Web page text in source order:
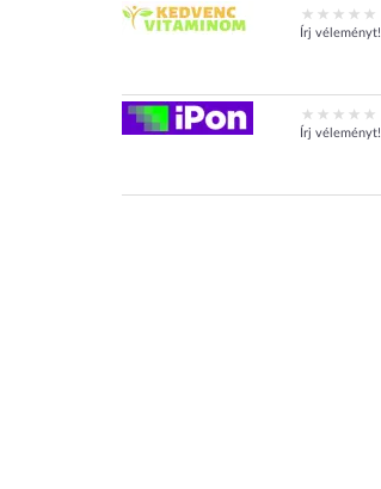
Írj véleményt!
Írj véleményt!